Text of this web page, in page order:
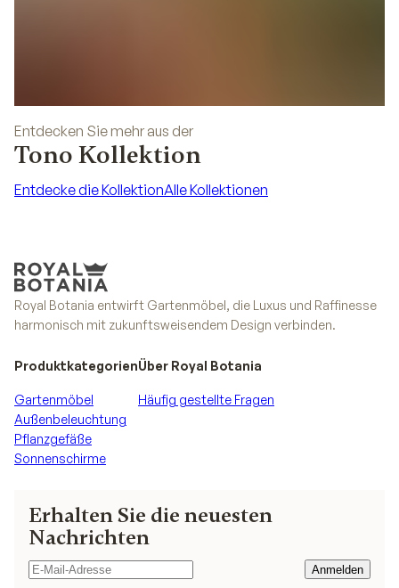
Entdecken Sie mehr aus der
Tono Kollektion
Entdecke die KollektionAlle Kollektionen
Royal Botania entwirft Gartenmöbel, die Luxus und Raffinesse
harmonisch mit zukunftsweisendem Design verbinden.
Erhalten Sie die neuesten
Nachrichten
Anmelden
Anmelden
Produktkategorien
Gartenmöbel
Außenbeleuchtung
Pflanzgefäße
Sonnenschirme
Über Royal Botania
Häufig gestellte Fragen